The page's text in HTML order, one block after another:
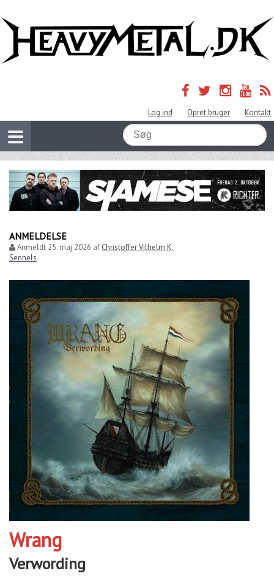
Log ind Opret bruger Kontakt
ANMELDELSE
Anmeldt 25. maj 2026 af Christoffer Vilhelm K.
Sennels
Wrang
Verwording